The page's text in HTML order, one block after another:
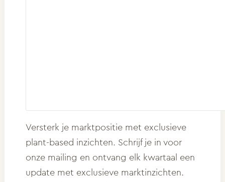
Versterk je marktpositie met exclusieve
plant-based inzichten. Schrijf je in voor
onze mailing en ontvang elk kwartaal een
update met exclusieve marktinzichten.